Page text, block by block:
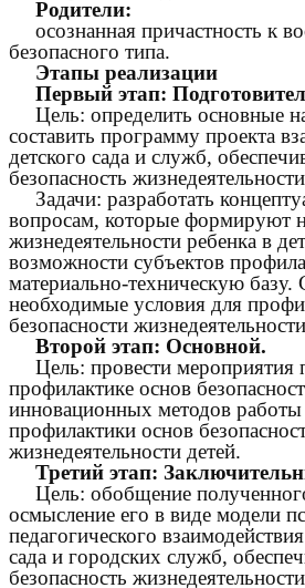
Родители:
осознанная причастность к
безопасного типа.
Этапы реализации
Первый этап:
Цель: определить основные
составить программу проекта
детского сада и служб,
безопасность
Задачи: разработать
вопросам, которые формируют
жизнедеятельности ребенка в
возможности субъектов
материально-техническую базу.
необходимые условия для
безопасности
Второй этап: Основной.
Цель: провести мероприятия
профилактике основ
инновационных методов
профилактики основ
жизнедеятельности детей.
Третий этап:
Цель: обобщение
осмысление его в виде модели
педагогического
сада и городских служб,
безопасность